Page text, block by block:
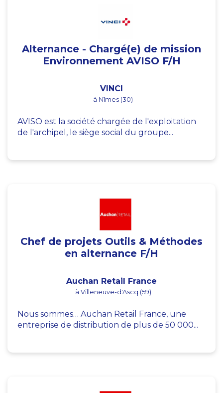
Alternance - Chargé(e) de mission
Environnement AVISO F/H
VINCI
à Nîmes (30)
AVISO est la société chargée de l'exploitation
de l'archipel, le siège social du groupe...
Chef de projets Outils & Méthodes
en alternance F/H
Auchan Retail France
à Villeneuve-d'Ascq (59)
Nous sommes… Auchan Retail France, une
entreprise de distribution de plus de 50 000...